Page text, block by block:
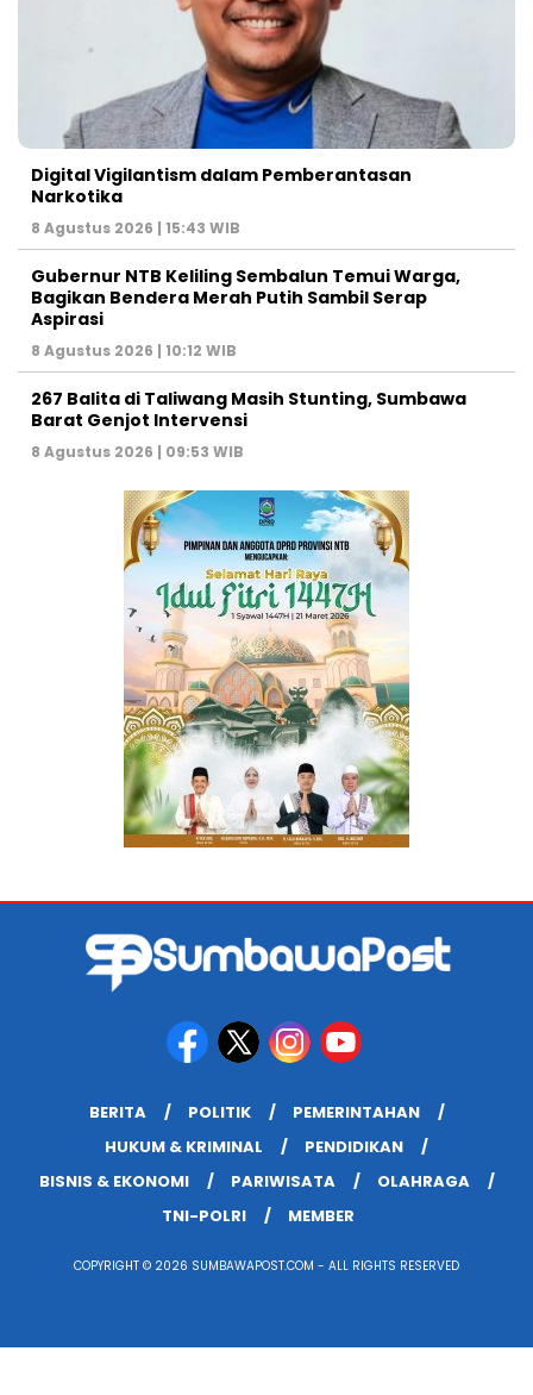
Digital Vigilantism dalam Pemberantasan
Narkotika
8 Agustus 2026 | 15:43 WIB
Gubernur NTB Keliling Sembalun Temui Warga,
Bagikan Bendera Merah Putih Sambil Serap
Aspirasi
8 Agustus 2026 | 10:12 WIB
267 Balita di Taliwang Masih Stunting, Sumbawa
Barat Genjot Intervensi
8 Agustus 2026 | 09:53 WIB
BERITA POLITIK
PEMERINTAHAN
HUKUM & KRIMINAL
PENDIDIKAN
BISNIS & EKONOMI
PARIWISATA
OLAHRAGA
TNI-POLRI
MEMBER
COPYRIGHT © 2026 SUMBAWAPOST.COM - ALL RIGHTS RESERVED